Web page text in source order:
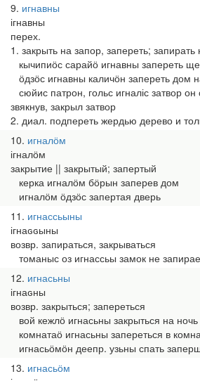
9 игнавны
ігнавны
перех.
1. закрыть на запор, запереть;
кычипиӧс сарайӧ игнавны запереть
ӧдзӧс игнавны каличӧн запереть дом
сюйис патрон, гольс игналіс затвор
звякнув, закрыл затвор
2. диал. подпереть жердью дерево и
10 игналӧм
ігналӧм
закрытие || закрытый; запертый
керка игналӧм бӧрын заперев дом
игналӧм ӧдзӧс запертая дверь
11 игнассьыны
ігнаԍԍыны
возвр. запираться, закрываться
томаныс оз игнассьы замок не
12 игнасьны
ігнаԍны
возвр. закрыться; запереться
вой кежлӧ игнасьны закрыться на ночь
комнатаӧ игнасьны запереться в
игнасьӧмӧн деепр. узьны спать
13 игнасьӧм